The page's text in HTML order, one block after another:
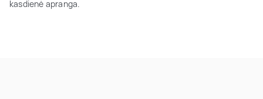
kasdienė apranga.